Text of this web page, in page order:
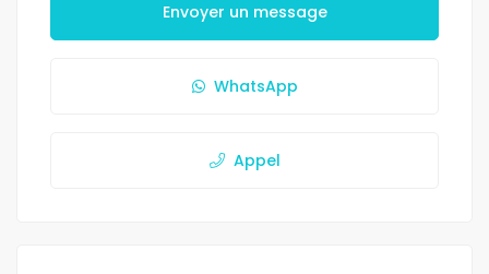
Envoyer un message
WhatsApp
Appel